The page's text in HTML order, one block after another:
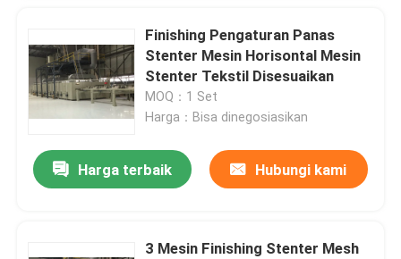
Rumah
Finishing Pengaturan Panas
Stenter Mesin Horisontal Mesin
Stenter Tekstil Disesuaikan
MOQ：1 Set
Harga：Bisa dinegosiasikan
Harga terbaik Hubungi kami
3 Mesin Finishing Stenter Mesh